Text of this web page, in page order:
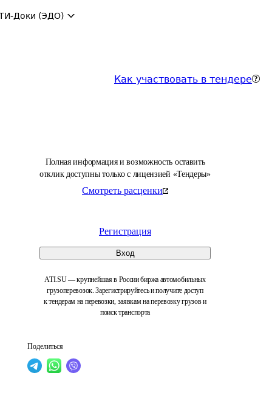
Доки (ЭДО)
Как участвовать в тендере
Полная информация и возможность оставить
отклик доступны только с лицензией «Тендеры»
Смотреть расценки
Регистрация
Вход
ATI.SU — крупнейшая в России биржа автомобильных
грузоперевозок. Зарегистрируйтесь и получите доступ
к тендерам на перевозки, заявкам на перевозку грузов и
поиск транспорта
Поделиться